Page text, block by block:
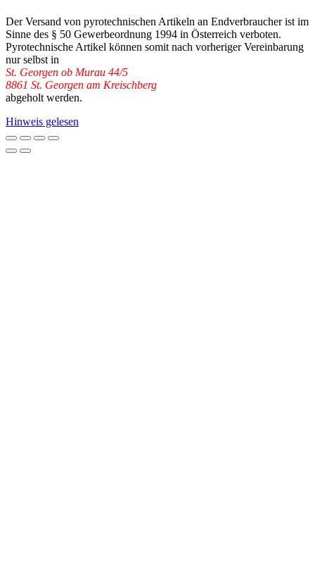
Der Versand von pyrotechnischen Artikeln an Endverbraucher ist im
Sinne des § 50 Gewerbeordnung 1994 in Österreich verboten.
Pyrotechnische Artikel können somit nach vorheriger Vereinbarung
nur selbst in
St. Georgen ob Murau 44/5
8861 St. Georgen am Kreischberg
abgeholt werden.
Hinweis gelesen